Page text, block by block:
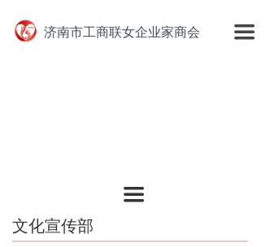
끀
网站首页
乡村振兴
济南市工商联女企业家商会
文化宣传部
끀